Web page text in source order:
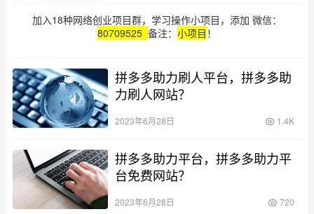
加入18种网络创业项目群，学习操作小项目，添加 微信：
80709525 备注： 小项目 ！
拼多多助力刷人平台，拼多多助
力刷人网站？
2023年6月28日 1.4K
拼多多助力平台，拼多多助力平
台免费网站？
2023年6月28日 720